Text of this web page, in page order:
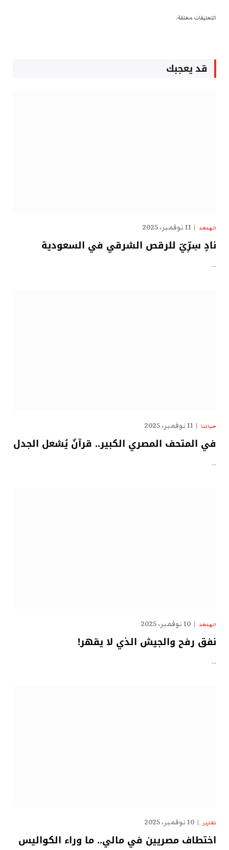
التعليقات مغلقة.
قد يعجبك
الهدهد 11 نوفمبر، 2025
نادٍ سِرِّيّ للرقص الشرقي في السعودية
…
حياتنا 11 نوفمبر، 2025
في المتحف المصري الكبير.. قرآنٌ يُشعل الجدل
…
الهدهد 10 نوفمبر، 2025
نفق رفح والجيش الذي لا يقهر!
…
تقارير 10 نوفمبر، 2025
اختطاف مصريين في مالي.. ما وراء الكواليس